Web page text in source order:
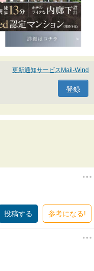
更新通知サービスMail-Wind
参考になる!